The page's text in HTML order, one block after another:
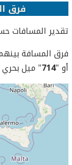
فرق
تقدير المسافات
فرق المسافة
أو "714" ميل بحري